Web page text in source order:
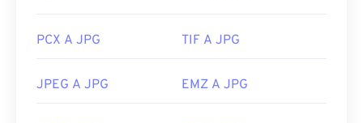
colori dalle immagini
PCX A JPG TIF A JPG
JPEG A JPG EMZ A JPG